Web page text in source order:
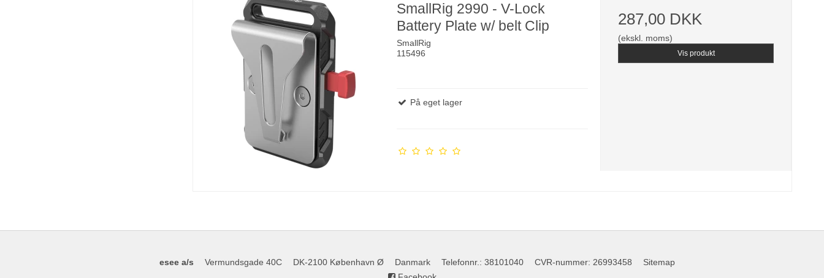
SmallRig 2990 - V-Lock
Battery Plate w/ belt Clip
SmallRig
115496
På eget lager
287,00 DKK
(ekskl. moms)
Vis produkt
esee a/s Vermundsgade 40C DK-2100 København Ø Danmark Telefonnr. : 38101040 CVR-nummer: 26993458
Sitemap